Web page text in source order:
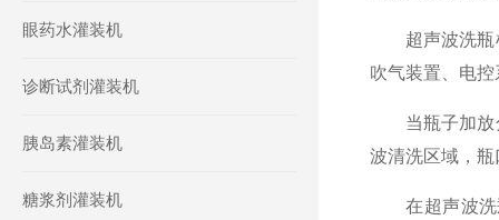
眼药水灌装机
诊断试剂灌装机
胰岛素灌装机
糖浆剂灌装机
超声波洗瓶机
吹气装置、电
当瓶子加放分
波清洗区域，
在超声波洗瓶